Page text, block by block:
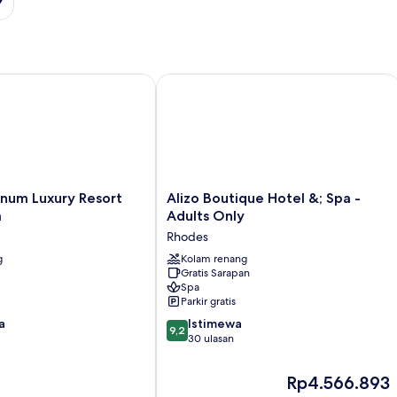
Luxury Resort
Luxury Resort Hotel & Spa
Alizo
Boutique
&;
Spa
-
Adults
Only
Rhodes
Alizo Boutique Hotel &; Spa -
Adults Only
Rhodes
Kolam renang
Gratis Sarapan
Spa
Parkir gratis
9.2
dari
9,2 Istimewa
30 ulasan
Harga
Rp4.566.893
Alizo Boutique Hotel &; Spa - Adults